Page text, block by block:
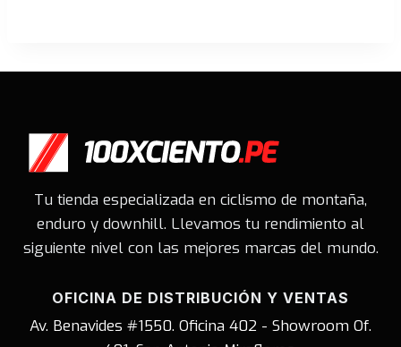
Tu tienda especializada en ciclismo de montaña,
enduro y downhill. Llevamos tu rendimiento al
siguiente nivel con las mejores marcas del mundo.
OFICINA DE DISTRIBUCIÓN Y VENTAS
Av. Benavides #1550. Oficina 402 - Showroom Of.